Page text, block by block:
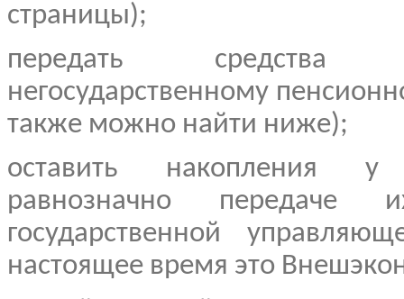
страницы);
передать
негосударственному
также можно найти ниже);
оставить накопления у
равнозначно передаче
государственной
настоящее время это